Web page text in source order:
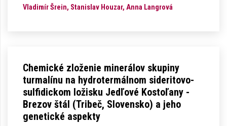
Vladimír Šrein, Stanislav Houzar, Anna Langrová
Chemické zloženie minerálov skupiny
turmalínu na hydrotermálnom sideritovo-
sulfidickom ložisku Jedľové Kostoľany -
Brezov štál (Tribeč, Slovensko) a jeho
genetické aspekty